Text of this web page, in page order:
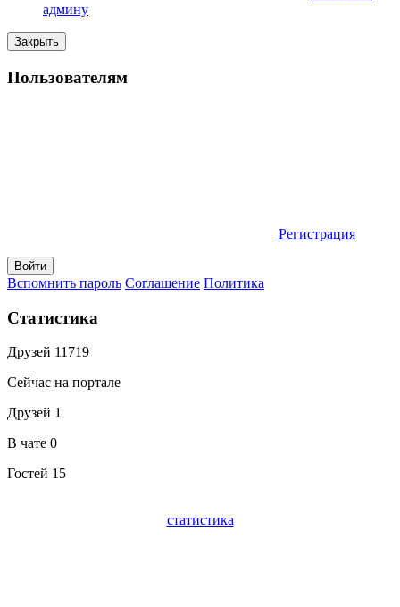
админу
Закрыть
Пользователям
Регистрация
Вспомнить пароль Соглашение Политика
Статистика
Друзей 11719
Сейчас на портале
Друзей 1
В чате 0
Гостей 15
статистика